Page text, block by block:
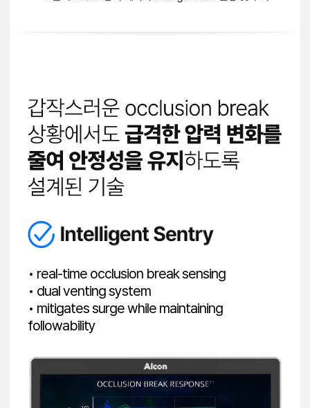
• real-time occlusion break sensing
• dual venting system
• mitigates surge while maintaining
followability